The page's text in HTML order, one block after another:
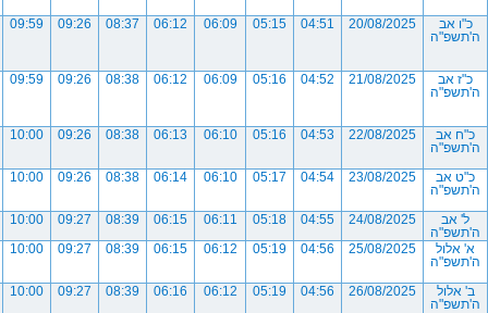
כ"ו אב
ה'תשפ"ה
20/08/2025
04:51
05:15
06:09
06:12
08:37
09:26
09:59
כ"ז אב
ה'תשפ"ה
21/08/2025
04:52
05:16
06:09
06:12
08:38
09:26
09:59
כ"ח אב
ה'תשפ"ה
22/08/2025
04:53
05:16
06:10
06:13
08:38
09:26
10:00
כ"ט אב
ה'תשפ"ה
23/08/2025
04:54
05:17
06:10
06:14
08:38
09:26
10:00
ל' אב
ה'תשפ"ה
24/08/2025
04:55
05:18
06:11
06:15
08:39
09:27
10:00
א' אלול
ה'תשפ"ה
25/08/2025
04:56
05:19
06:12
06:15
08:39
09:27
10:00
ב' אלול
ה'תשפ"ה
26/08/2025
04:56
05:19
06:12
06:16
08:39
09:27
10:00